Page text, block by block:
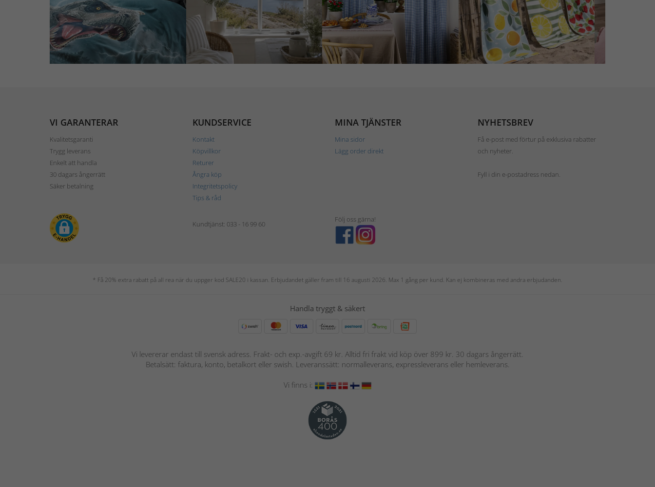
VI GARANTERAR
Kvalitetsgaranti
Trygg leverans
Enkelt att handla
30 dagars ångerrätt
Säker betalning
KUNDSERVICE
Kontakt
Köpvillkor
Returer
Ångra köp
Integritetspolicy
Tips & råd
MINA TJÄNSTER
Mina sidor
Lägg order direkt
NYHETSBREV
Få e-post med förtur på exklusiva rabatter
och nyheter.
Fyll i din e-postadress nedan.
Kundtjänst: 033 - 16 99 60
Följ oss gärna!
* Få 20% extra rabatt på all rea när du uppger kod SALE20 i kassan. Erbjudandet gäller fram till 16 augusti 2026. Max 1 gång per kund. Kan ej kombineras med andra erbjudanden.
Handla tryggt & säkert
Vi levererar endast till svensk adress. Frakt- och exp.-avgift 69 kr. Alltid fri frakt vid köp över 899 kr. 30 dagars ångerrätt.
Betalsätt: faktura, konto, betalkort eller swish. Leveranssätt: normalleverans, expressleverans eller hemleverans.
Vi finns i: